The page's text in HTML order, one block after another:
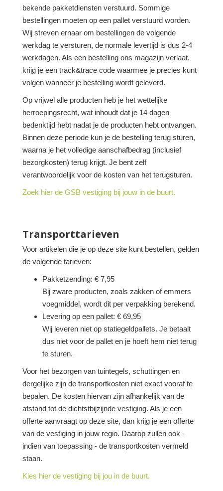
bekende pakketdiensten verstuurd. Sommige
bestellingen moeten op een pallet verstuurd worden.
Wij streven ernaar om bestellingen de volgende
werkdag te versturen, de normale levertijd is dus 2-4
werkdagen. Als een bestelling ons magazijn verlaat,
krijg je een track&trace code waarmee je precies kunt
volgen wanneer je bestelling wordt geleverd.
Op vrijwel alle producten heb je het wettelijke
herroepingsrecht, wat inhoudt dat je 14 dagen
bedenktijd hebt nadat je de producten hebt ontvangen.
Binnen deze periode kun je de bestelling terug sturen,
waarna je het volledige aanschafbedrag (inclusief
bezorgkosten) terug krijgt. Je bent zelf
verantwoordelijk voor de kosten van het terugsturen.
Zoek hier de GSB vestiging bij jouw in de buurt.
Transporttarieven
Voor artikelen die je op deze site kunt bestellen, gelden
de volgende tarieven:
Pakketzending: € 7,95
Bij zware producten, zoals zakken of emmers
voegmiddel, wordt dit per verpakking berekend.
Levering op een pallet: € 69,95
Wij leveren niet op statiegeldpallets. Je betaalt
dus niet voor de pallet en je hoeft hem niet terug
te sturen.
Voor het bezorgen van tuintegels, schuttingen en
dergelijke zijn de transportkosten niet exact vooraf te
bepalen. De kosten hiervan zijn afhankelijk van de
afstand tot de dichtstbijzijnde vestiging. Als je een
offerte aanvraagt op deze site, dan krijg je een offerte
van de vestiging in jouw regio. Daarop zullen ook -
indien van toepassing - de transportkosten vermeld
staan.
Kies hier de vestiging bij jou in de buurt.